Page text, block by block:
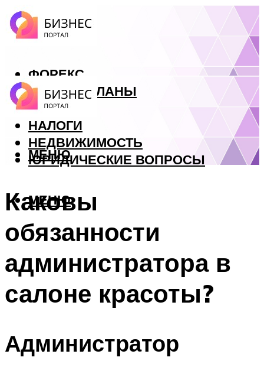
ФОРЕКС
БИЗНЕС ПЛАНЫ
КРЕДИТЫ
НАЛОГИ
НЕДВИЖИМОСТЬ
ЮРИДИЧЕСКИЕ ВОПРОСЫ
МЕНЮ
МЕНЮ
Каковы
обязанности
администратора в
салоне красоты?
Администратор